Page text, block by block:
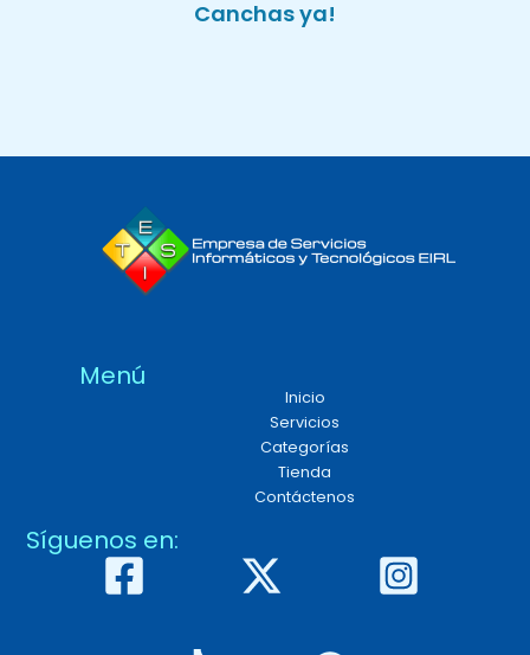
Canchas ya!
Menú
Inicio
Servicios
Categorías
Tienda
Contáctenos
Síguenos en: